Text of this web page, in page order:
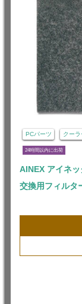
PCパーツ クー
24時間以内に出荷
AINEX アイネッ
交換用フィルタ